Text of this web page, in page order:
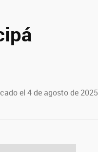
el 4 de agosto de 2025